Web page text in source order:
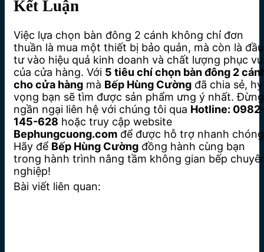
Kết Luận
Việc lựa chọn bàn đông 2 cánh không chỉ đơn
thuần là mua một thiết bị bảo quản, mà còn là đầu
tư vào hiệu quả kinh doanh và chất lượng phục vụ
của cửa hàng. Với 5 tiêu chí chọn bàn đông 2
cho cửa hàng mà Bếp Hùng Cường đã chia sẻ, hy
vọng bạn sẽ tìm được sản phẩm ưng ý nhất. Đừng
ngần ngại liên hệ với chúng tôi qua Hotline:
145-628 hoặc truy cập website
Bephungcuong.com để được hỗ trợ nhanh
Hãy để Bếp Hùng Cường đồng hành cùng bạn
trong hành trình nâng tầm không gian bếp
nghiệp!
Bài viết liên quan: